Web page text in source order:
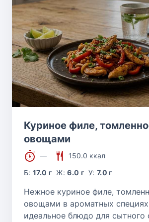
Куриное филе,
овощами
—
150.0 ккал
Б:17.0 г Ж:6.0 г У:7.0 г
Нежное куриное филе,
овощами в ароматных
идеальное блюдо для сытного